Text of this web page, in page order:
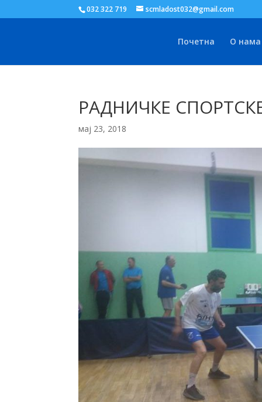
032 322 719 scmladost032@gmail.com
Почетна О нама
РАДНИЧКЕ СПОРТСКЕ
мај 23, 2018